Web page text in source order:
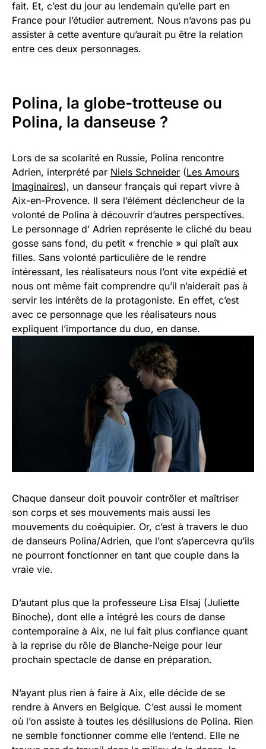
fait. Et, c’est du jour au lendemain qu’elle part en
France pour l’étudier autrement. Nous n’avons pas pu
assister à cette aventure qu’aurait pu être la relation
entre ces deux personnages.
Polina, la globe-trotteuse ou
Polina, la danseuse ?
Lors de sa scolarité en Russie, Polina rencontre
Adrien, interprété par Niels Schneider (Les Amours
Imaginaires), un danseur français qui repart vivre à
Aix-en-Provence. Il sera l’élément déclencheur de la
volonté de Polina à découvrir d’autres perspectives.
Le personnage d’ Adrien représente le cliché du beau
gosse sans fond, du petit « frenchie » qui plaît aux
filles. Sans volonté particulière de le rendre
intéressant, les réalisateurs nous l’ont vite expédié et
nous ont même fait comprendre qu’il n’aiderait pas à
servir les intérêts de la protagoniste. En effet, c’est
avec ce personnage que les réalisateurs nous
expliquent l’importance du duo, en danse.
Chaque danseur doit pouvoir contrôler et maîtriser
son corps et ses mouvements mais aussi les
mouvements du coéquipier. Or, c’est à travers le duo
de danseurs Polina/Adrien, que l’ont s’apercevra qu’ils
ne pourront fonctionner en tant que couple dans la
vraie vie.
D’autant plus que la professeure Lisa Elsaj (Juliette
Binoche), dont elle a intégré les cours de danse
contemporaine à Aix, ne lui fait plus confiance quant
à la reprise du rôle de Blanche-Neige pour leur
prochain spectacle de danse en préparation.
N’ayant plus rien à faire à Aix, elle décide de se
rendre à Anvers en Belgique. C’est aussi le moment
où l’on assiste à toutes les désillusions de Polina. Rien
ne semble fonctionner comme elle l’entend. Elle ne